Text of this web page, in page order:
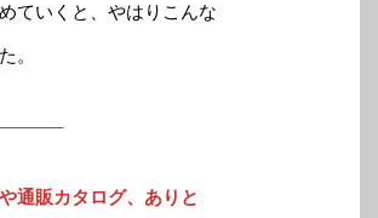
ていくと、やはりこんな
。
通販カタログ、ありと